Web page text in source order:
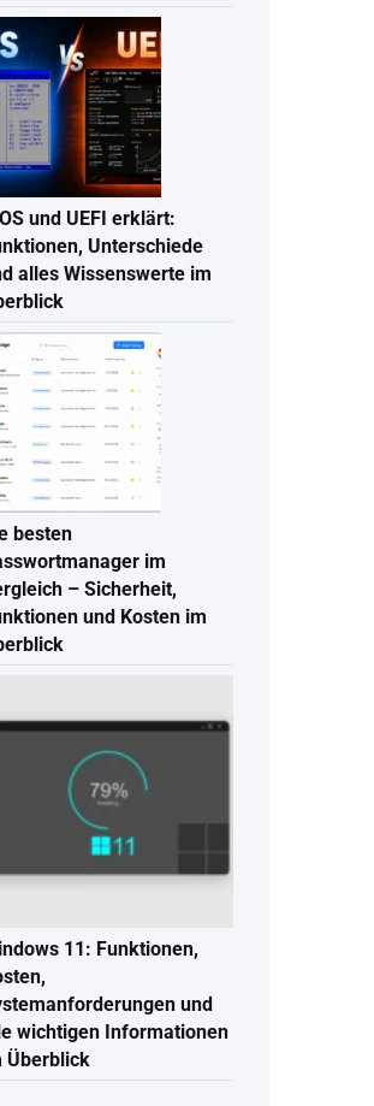
und UEFI erklärt:
Unterschiede
alles Wissenswerte im
besten
im
– Sicherheit,
und Kosten im
11: Funktionen,
und
wichtigen Informationen
Überblick